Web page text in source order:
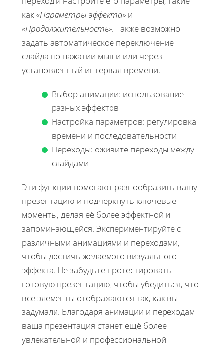
как«Параметры эффекта» и
«Продолжительность». Также возможно
задать автоматическое переключение
слайда по нажатии мыши или через
установленный интервал времени.
Выбор анимации: использование
разных эффектов
Настройка параметров: регулировка
времени и последовательности
Переходы: оживите переходы между
слайдами
Эти функции помогают разнообразить вашу
презентацию и подчеркнуть ключевые
моменты, делая её более эффектной и
запоминающейся. Экспериментируйте с
различными анимациями и переходами,
чтобы достичь желаемого визуального
эффекта. Не забудьте протестировать
готовую презентацию, чтобы убедиться, что
все элементы отображаются так, как вы
задумали. Благодаря анимации и переходам
ваша презентация станет ещё более
увлекательной и профессиональной.